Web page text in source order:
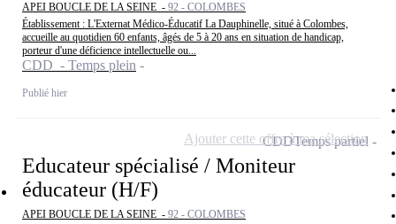
APEI BOUCLE DE LA SEINE - 92 - COLOMBES
Établissement : L'Externat Médico-Éducatif La Dauphinelle, situé à Colombes,
accueille au quotidien 60 enfants, âgés de 5 à 20 ans en situation de handicap,
porteur d'une déficience intellectuelle ou...
CDD - Temps plein
Publié hier
Educateur spécialisé / Moniteur
éducateur (H/F)
APEI BOUCLE DE LA SEINE - 92 - COLOMBES
CDDTemps partiel
Ajouter cette offre à ma sélection